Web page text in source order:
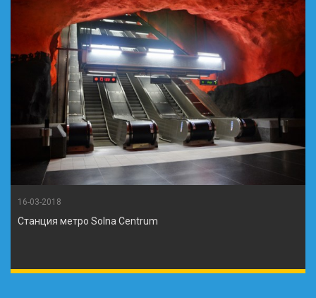
16-03-2018
Станция метро Solna Centrum